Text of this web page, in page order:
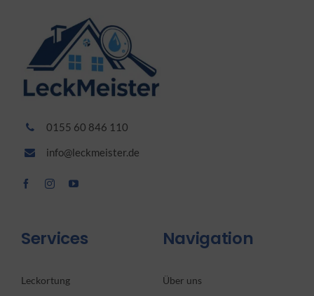
0155 60 846 110
info@leckmeister.de
Services
Leckortung
Navigation
Über uns